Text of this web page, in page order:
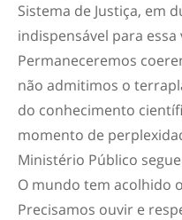
Sistema de Justiça, em
indispensável para essa
Permaneceremos
não admitimos o
do conhecimento
momento de
Ministério Público
O mundo tem acolhido
Precisamos ouvir e